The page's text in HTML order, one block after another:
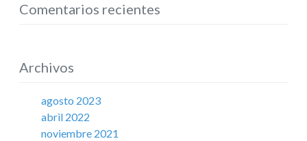
Comentarios recientes
Archivos
agosto 2023
abril 2022
noviembre 2021